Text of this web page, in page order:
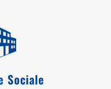
Sociale